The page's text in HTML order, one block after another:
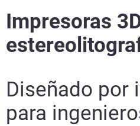
Obtenga más información
Obtenga más información
Obtenga más información
Impresoras
Diseñado por
para